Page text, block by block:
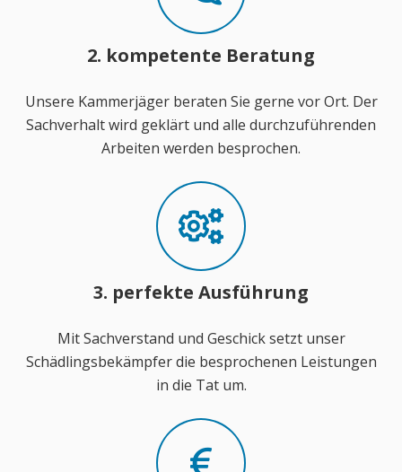
2. kompetente Beratung
Unsere Kammerjäger beraten Sie gerne vor Ort. Der
Sachverhalt wird geklärt und alle durchzuführenden
Arbeiten werden besprochen.
3. perfekte Ausführung
Mit Sachverstand und Geschick setzt unser
Schädlingsbekämpfer die besprochenen Leistungen
in die Tat um.